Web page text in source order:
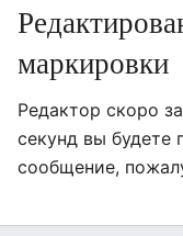
маркировки
Редактор скоро
секунд вы будете
сообщение,